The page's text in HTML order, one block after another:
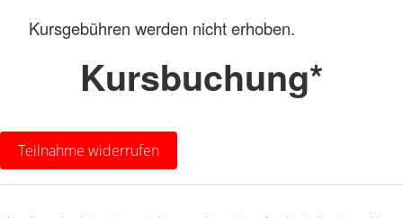
Kursgebühren werden nicht erhoben.
Kursbuchung*